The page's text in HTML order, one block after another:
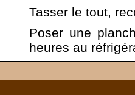
Tasser le tout,
Poser une
heures au